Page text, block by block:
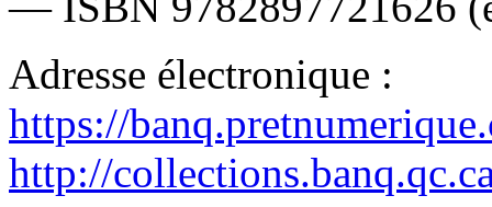
Adresse électronique :
https://
http://